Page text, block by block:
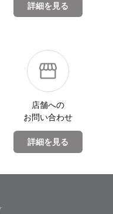
詳細を見る
店舗への
お問い合わせ
詳細を見る